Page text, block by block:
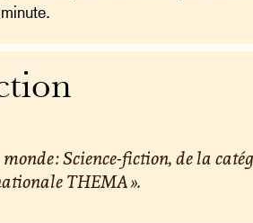
monde : Science-fiction, de la
THEMA ».